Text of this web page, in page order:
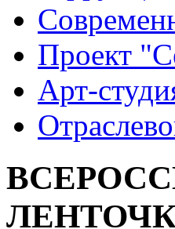
Проект
Арт-